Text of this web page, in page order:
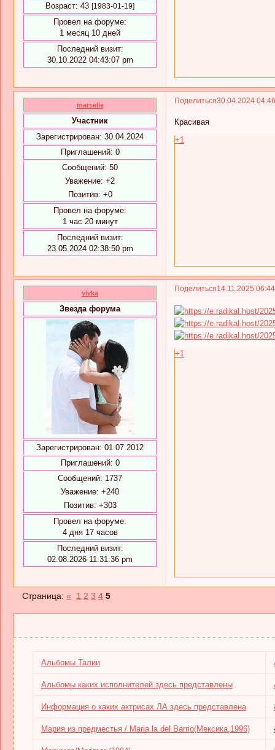
Возраст: 43 [1983-01-19]
Провел на форуме:
1 месяц 10 дней
Последний визит:
30.10.2022 04:43:07 pm
Поделиться30.04.2024
marselle
Участник
Зарегистрирован: 30.04.2024
Приглашений: 0
Сообщений: 50
Уважение: +2
Позитив: +0
Провел на форуме:
1 час 20 минут
Последний визит:
23.05.2024 02:38:50 pm
Красивая
+1
Поделиться14.11.2025
vivka
Звезда форума
Зарегистрирован: 01.07.2012
Приглашений: 0
Сообщений: 1737
Уважение: +240
Позитив: +303
Провел на форуме:
4 дня 17 часов
Последний визит:
02.08.2026 11:31:36 pm
+1
Страница:« 1 2 3 4 5
Альбомы Талии
Альбомы каких исполнителей здесь представлены
Информация о каких актрисах ЛА здесь представлена
Мария из предместья / Maria la del Barrio(Мексика,1996)